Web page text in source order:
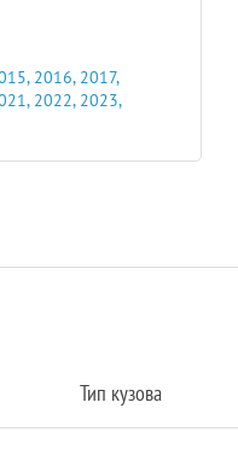
2016, 2017,
2022, 2023,
Тип кузова